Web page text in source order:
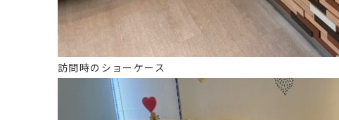
訪問時のショーケース